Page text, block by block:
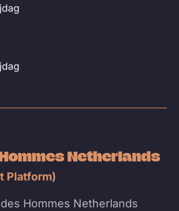
Netherlands
Platform)
Hommes Netherlands